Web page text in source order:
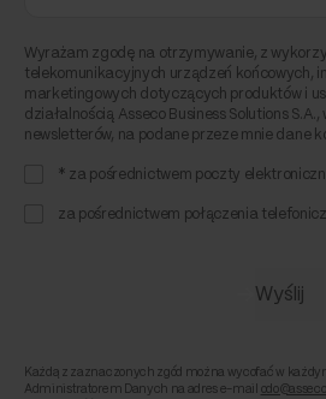
Wyrażam zgodę na otrzymywanie, z
telekomunikacyjnych urządzeń końcowych,
marketingowych dotyczących produktów i
działalnością Asseco Business Solutions
newsletterów, na podane przeze mnie dane
* za pośrednictwem poczty
za pośrednictwem połączenia
Każdą z zaznaczonych zgód można wycofać w
Administratorem Danych na adres e-mail